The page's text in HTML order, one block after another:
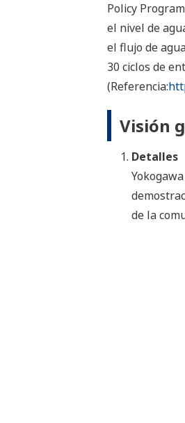
Policy
el nivel de
el flujo de
30 ciclos de
(Referencia
Visión
Detalles
de la